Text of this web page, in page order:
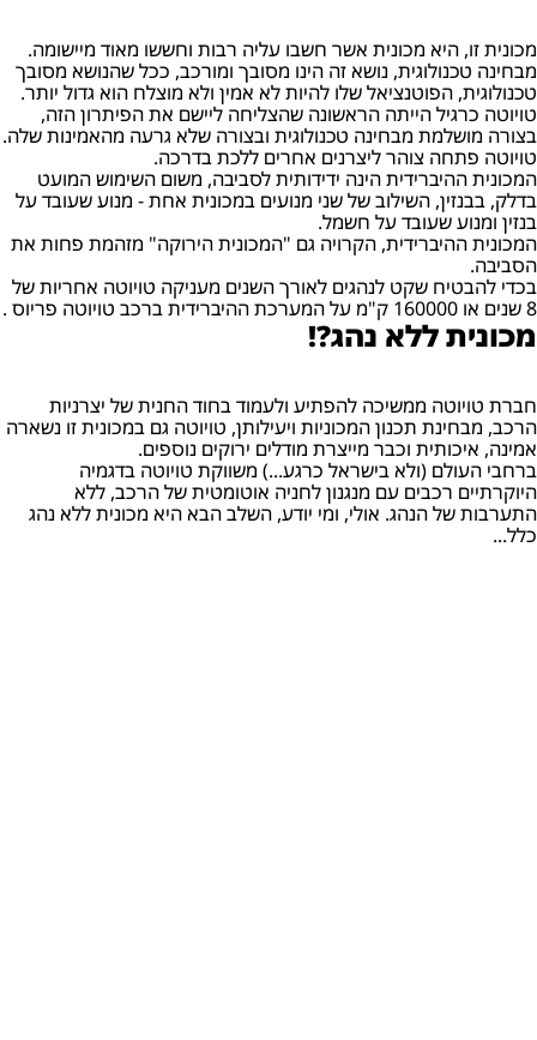
מכונית זו, היא מכונית אשר חשבו עליה רבות וחששו מאוד מיישומה.
מבחינה טכנולוגית, נושא זה הינו מסובך ומורכב, ככל שהנושא מסובך
טכנולוגית, הפוטנציאל שלו להיות לא אמין ולא מוצלח הוא גדול יותר.
טויוטה כרגיל הייתה הראשונה שהצליחה ליישם את הפיתרון הזה,
בצורה מושלמת מבחינה טכנולוגית ובצורה שלא גרעה מהאמינות שלה.
טויוטה פתחה צוהר ליצרנים אחרים ללכת בדרכה.
המכונית ההיברידית הינה ידידותית לסביבה, משום השימוש המועט
בדלק, בבנזין, השילוב של שני מנועים במכונית אחת - מנוע שעובד על
בנזין ומנוע שעובד על חשמל.
המכונית ההיברידית, הקרויה גם "המכונית הירוקה" מזהמת פחות את
הסביבה.
בכדי להבטיח שקט לנהגים לאורך השנים מעניקה טויוטה אחריות של
8 שנים או 160000 ק"מ על המערכת ההיברידית ברכב טויוטה פריוס .
מכונית ללא נהג?!
חברת טויוטה ממשיכה להפתיע ולעמוד בחוד החנית של יצרניות
הרכב, מבחינת תכנון המכוניות ויעילותן, טויוטה גם במכונית זו נשארה
אמינה, איכותית וכבר מייצרת מודלים ירוקים נוספים.
ברחבי העולם (ולא בישראל כרגע...) משווקת טויוטה בדגמיה
היוקרתיים רכבים עם מנגנון לחניה אוטומטית של הרכב, ללא
התערבות של הנהג. אולי, ומי יודע, השלב הבא היא מכונית ללא נהג
כלל...